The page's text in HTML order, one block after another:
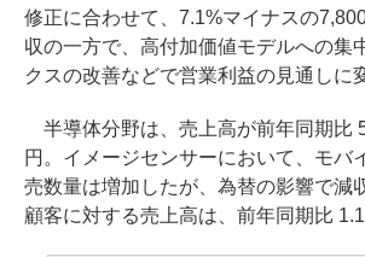
修正に合わせて、7.1%マイナスの
収の一方で、高付加価値モデルへの集
クスの改善などで営業利益の見通しに
半導体分野は、売上高が前年同期比
円。イメージセンサーにおいて、モバ
売数量は増加したが、為替の影響で減
顧客に対する売上高は、前年同期比